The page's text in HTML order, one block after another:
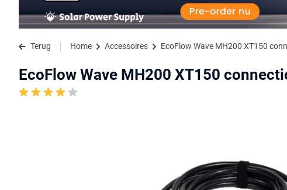
Terug Home Accessoires EcoFlow Wave MH200 XT150
EcoFlow Wave MH200 XT150